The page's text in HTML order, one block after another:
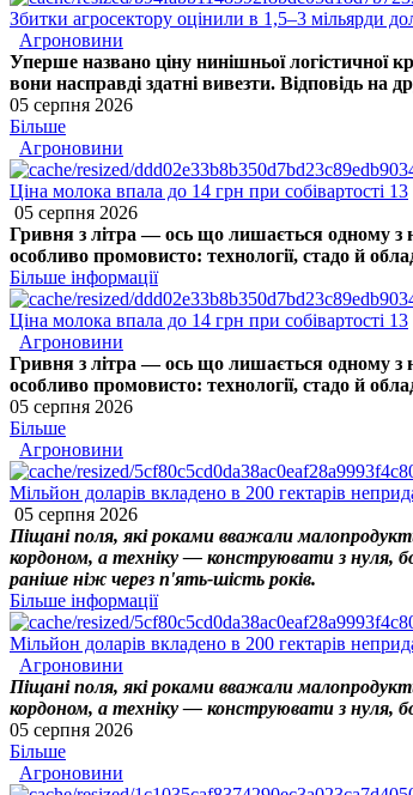
Збитки агросектору оцінили в 1,5–3 мільярди
Агроновини
Уперше названо ціну нинішньої логістичної
вони насправді здатні вивезти. Відповідь
05 серпня 2026
Більше
Агроновини
Ціна молока впала до 14 грн при собівартості 13
05 серпня 2026
Гривня з літра — ось що лишається одному з
особливо промовисто: технології, стадо й
Більше інформації
Ціна молока впала до 14 грн при собівартості 13
Агроновини
Гривня з літра — ось що лишається одному з
особливо промовисто: технології, стадо й
05 серпня 2026
Більше
Агроновини
Мільйон доларів вкладено в 200 гектарів
05 серпня 2026
Піщані поля, які роками вважали
кордоном, а техніку — конструювати з нуля,
раніше ніж через п'ять-шість років.
Більше інформації
Мільйон доларів вкладено в 200 гектарів
Агроновини
Піщані поля, які роками вважали
кордоном, а техніку — конструювати з нуля,
05 серпня 2026
Більше
Агроновини